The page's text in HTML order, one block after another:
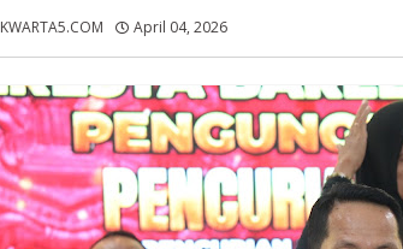
KWARTA5.COM April 04, 2026